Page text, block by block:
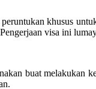
khusus
visa ini
buat melakukan